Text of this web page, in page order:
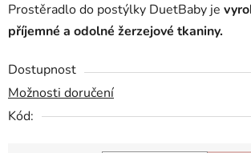
Prostěradlo do postýlky DuetBaby je
příjemné a odolné žerzejové tkaniny.
Dostupnost
Možnosti doručení
Kód: